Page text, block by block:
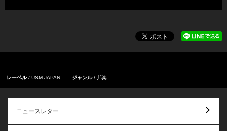
レーベル USM JAPAN ジャンル 邦楽
ニュースレター